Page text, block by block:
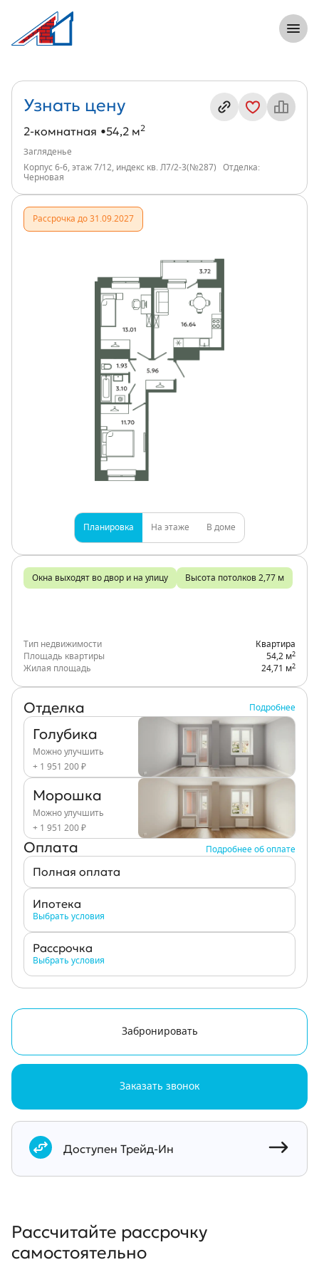
2-комнатная, 54 м², ЖК Загляденье,
Информация о квартире
Узнать цену
2-комнатная 54,2 м2
Загляденье
Корпус 6-6, этаж 7/12, индекс кв. Л7/2-3(№287)
Отделка:
Черновая
Рассрочка до 31.09.2027
Планировка На этаже В доме
Окна выходят во двор и на улицу Высота потолков 2,77 м
Тип недвижимости
Квартира
Площадь квартиры
54,2 м2
Жилая площадь 24,71 м2
Отделка Подробнее
Голубика
Можно улучшить
+ 1 951 200 ₽
Морошка
Можно улучшить
+ 1 951 200 ₽
Оплата Подробнее об оплате
Полная оплата
Ипотека
Выбрать условия
Рассрочка
Выбрать условия
Забронировать
Заказать звонок
Документы
Доступен Трейд-Ин
Рассчитайте рассрочку
самостоятельно